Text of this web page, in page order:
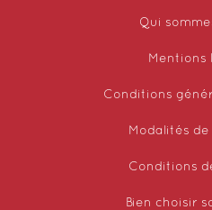
Qui
Mentions
Conditions
Modalités
Conditions
Bien choisir